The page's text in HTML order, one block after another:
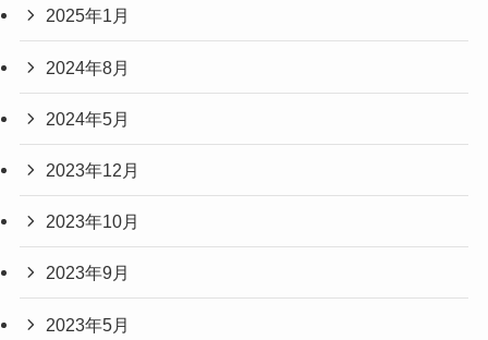
2025年1月
2024年8月
2024年5月
2023年12月
2023年10月
2023年9月
2023年5月